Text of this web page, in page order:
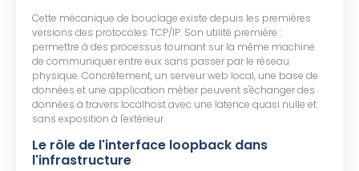
Cette mécanique de bouclage existe depuis les premières
versions des protocoles TCP/IP. Son utilité première :
permettre à des processus tournant sur la même machine
de communiquer entre eux sans passer par le réseau
physique. Concrètement, un serveur web local, une base de
données et une application métier peuvent s'échanger des
données à travers localhost avec une latence quasi nulle et
sans exposition à l'extérieur.
Le rôle de l'interface loopback dans
l'infrastructure